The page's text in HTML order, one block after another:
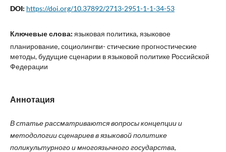
DOI: https://doi.org/10.37892/2713-2951-1-1-34-53
Ключевые слова: языковая политика, языковое
планирование, социолингви- стические прогностические
методы, будущие сценарии в языковой политике Российской
Федерации
Аннотация
В статье рассматриваются вопросы концепции и
методологии сценариев в языковой политике
поликультурного и многоязычного государства,